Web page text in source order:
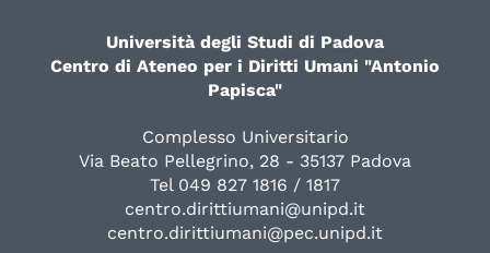
Università degli Studi di Padova
Centro di Ateneo per i Diritti Umani "Antonio
Papisca"
Complesso Universitario
Via Beato Pellegrino, 28 - 35137 Padova
Tel 049 827 1816 / 1817
centro.dirittiumani@unipd.it
centro.dirittiumani@pec.unipd.it